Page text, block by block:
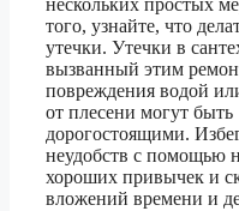
нескольких простых
того, узнайте, что
утечки. Утечки в
вызванный этим
повреждения водой
от плесени могут быть
дорогостоящими.
неудобств с помощью
хороших привычек и
вложений времени и